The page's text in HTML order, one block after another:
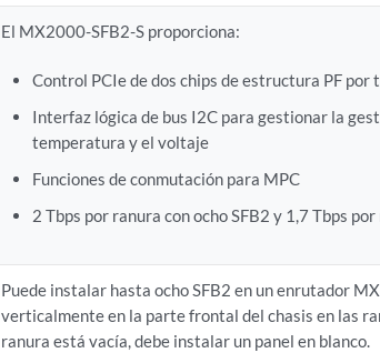
El MX2000-SFB2-S proporciona:
Control PCIe de dos chips de estructura PF por
Interfaz lógica de bus I2C para gestionar la
temperatura y el voltaje
Funciones de conmutación para MPC
2 Tbps por ranura con ocho SFB2 y 1,7 Tbps
Puede instalar hasta ocho SFB2 en un enrutador
verticalmente en la parte frontal del chasis en las
ranura está vacía, debe instalar un panel en blanco.